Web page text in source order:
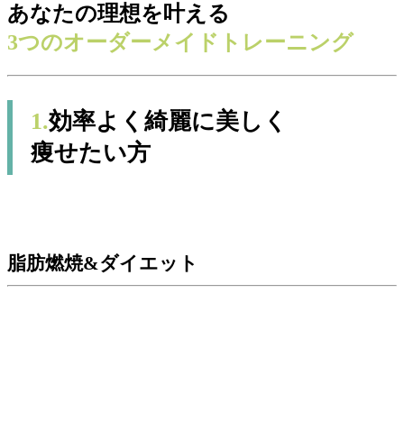
あなたの理想を叶える
3つのオーダーメイドトレーニング
1.効率よく綺麗に美しく
痩せたい方
脂肪燃焼&ダイエット